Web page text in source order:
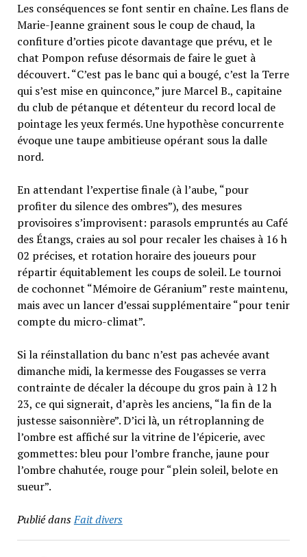
Les conséquences se font sentir en chaîne. Les flans de
Marie-Jeanne grainent sous le coup de chaud, la
confiture d’orties picote davantage que prévu, et le
chat Pompon refuse désormais de faire le guet à
découvert. “C’est pas le banc qui a bougé, c’est la Terre
qui s’est mise en quinconce,” jure Marcel B., capitaine
du club de pétanque et détenteur du record local de
pointage les yeux fermés. Une hypothèse concurrente
évoque une taupe ambitieuse opérant sous la dalle
nord.
En attendant l’expertise finale (à l’aube, “pour
profiter du silence des ombres”), des mesures
provisoires s’improvisent: parasols empruntés au Café
des Étangs, craies au sol pour recaler les chaises à 16 h
02 précises, et rotation horaire des joueurs pour
répartir équitablement les coups de soleil. Le tournoi
de cochonnet “Mémoire de Géranium” reste maintenu,
mais avec un lancer d’essai supplémentaire “pour tenir
compte du micro-climat”.
Si la réinstallation du banc n’est pas achevée avant
dimanche midi, la kermesse des Fougasses se verra
contrainte de décaler la découpe du gros pain à 12 h
23, ce qui signerait, d’après les anciens, “la fin de la
justesse saisonnière”. D’ici là, un rétroplanning de
l’ombre est affiché sur la vitrine de l’épicerie, avec
gommettes: bleu pour l’ombre franche, jaune pour
l’ombre chahutée, rouge pour “plein soleil, belote en
sueur”.
Publié dansFait divers